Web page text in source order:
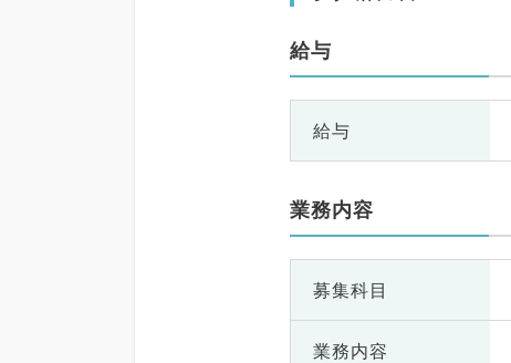
給与
給与
業務内容
募集科目
業務内容